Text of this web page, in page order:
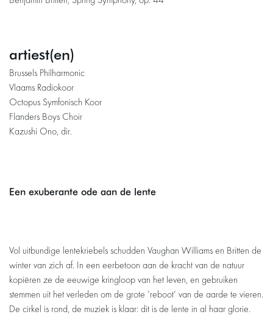
artiest(en)
Brussels Philharmonic
Vlaams Radiokoor
Octopus Symfonisch Koor
Flanders Boys Choir
Kazushi Ono, dir.
Een exuberante ode aan de lente
Vol uitbundige lentekriebels schudden Vaughan Williams en Britten de
winter van zich af. In een eerbetoon aan de kracht van de natuur
kopiëren ze de eeuwige kringloop van het leven, en gebruiken
stemmen uit het verleden om de grote 'reboot' van de aarde te vieren.
De cirkel is rond, de muziek is klaar: dit is de lente in al haar glorie.